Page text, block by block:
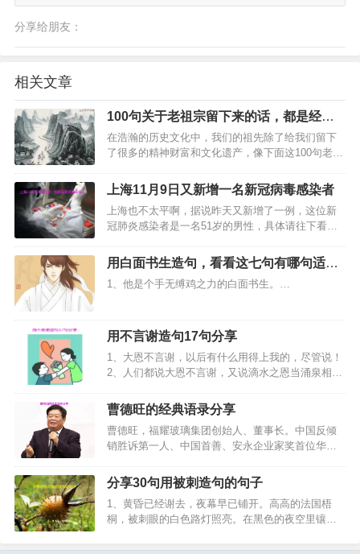
分享给朋友：
相关文章
100句关于老祖宗留下来的话，都是经典
名言
在浩瀚的历史文化中，我们的祖先除了给我们留下
了很多的精神财富和文化遗产，像下面这100句老祖
上海11月9日又新增一名新冠病毒感染者
上海也不太平啊，据说昨天又新增了一例，这位新
冠肺炎感染者是一名51岁的男性，具体请往下看
用白面书生造句，看看这七句有哪句适合
你？
1、他是个手无缚鸡之力的白面书生。…
用不言谢造句17句分享
1、大恩不言谢，以后有什么用得上我的，尽管说！
2、人们都说大恩不言谢，又说滴水之恩当涌泉相
地，只谢朋友，谢谢你风雨一路的陪伴。感恩节快
乐！3、大恩不言谢，我就是结草衔环，也不足为
报。…
曹德旺的经典语录分享
曹德旺，福耀玻璃集团创始人、董事长。中国反倾
销胜诉第一人、中国首善、安永企业家奖首位华人
车玻璃供应商。他是不行贿的企业家，自称“没送过
一盒月饼”，以人格做事；他是行善的佛教徒，从
1983年第一次…
分享30句用被刺造句的句子
1、黄昏已经谢去，夜幕早已铺开。高高的法国梧
桐，被刺眼的白色路灯照亮。在黑色的夜空里镶了